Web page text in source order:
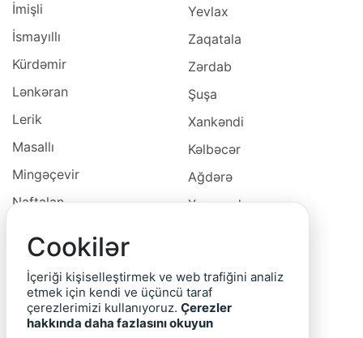
İmişli
İsmayıllı
Kürdəmir
Lənkəran
Lerik
Masallı
Mingəçevir
Naftalan
Neftçala
Oğuz
Ordubad
Yevlax
Zaqatala
Zərdab
Şuşa
Xankəndi
Kəlbəcər
Ağdərə
Xocavəd
Cəbrayıl
Qubadlı
Cookilər
İçeriği kişiselleştirmek ve web trafiğini analiz
etmek için kendi ve üçüncü taraf
çerezlerimizi kullanıyoruz. Çerezler
hakkında daha fazlasını okuyun